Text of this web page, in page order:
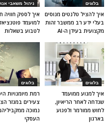
ניהול משאבי
איך לספק חוויה
למועמד
לטבוע בשאלות
בלוגים
איך להציל טלנטים מנוסים
בעלי ידע רב ממשבר זהות
מקצועית בעידן ה-AI
בלוגים
רמת מיומנויות
צעירים במגזר
נמוכה
העסקי
בלוגים
איך למנוע ממועמד
שנדחה לאחר הריאיון,
לחוש ממורמר ולפגוע
בארגון